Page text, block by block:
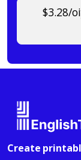
$3.28/
Create